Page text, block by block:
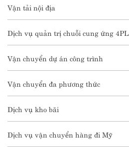
Vận tải nội địa
Dịch vụ quản trị chuỗi cung ứng 4PL
Vận chuyển dự án công trình
Vận chuyển đa phương thức
Dịch vụ kho bãi
Dịch vụ vận chuyển hàng đi Mỹ